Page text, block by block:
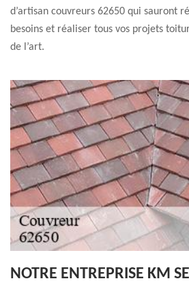
d’artisan couvreurs 62650 qui sauront
besoins et réaliser tous vos projets
de l’art.
NOTRE ENTREPRISE KM